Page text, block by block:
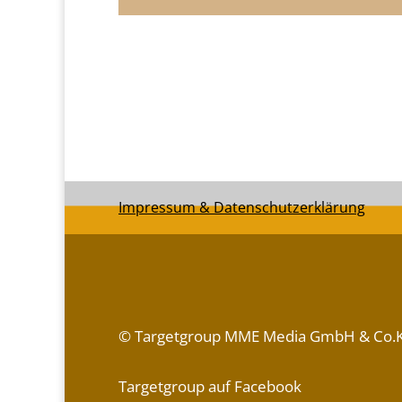
Impressum & Datenschutzerklärung
© Targetgroup MME Media GmbH &
Targetgroup auf Facebook